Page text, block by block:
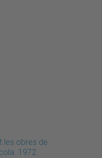
les obres de
1972.